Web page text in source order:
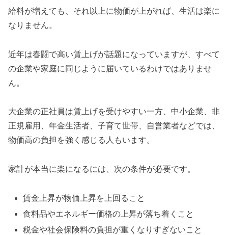
給料が増えても、それ以上に物価が上がれば、生活は楽に
なりません。
近年は春闘で高い賃上げが話題になっていますが、すべて
の企業や家庭に同じように届いているわけではありませ
ん。
大企業の正社員は賃上げを受けやすい一方、中小企業、非
正規雇用、年金生活者、子育て世帯、自営業者などでは、
物価高の負担を強く感じる人もいます。
家計が本当に楽になるには、次の条件が必要です。
賃金上昇が物価上昇を上回ること
食料品やエネルギー価格の上昇が落ち着くこと
税金や社会保険料の負担が重くなりすぎないこと